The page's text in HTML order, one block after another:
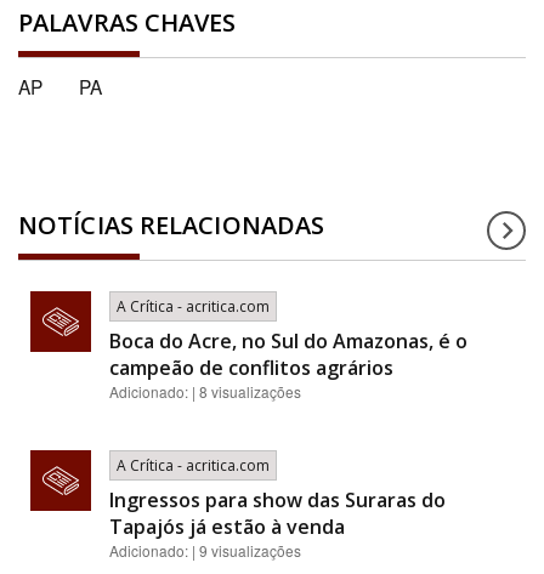
PALAVRAS CHAVES
AP PA
NOTÍCIAS RELACIONADAS
A Crítica - acritica.com
Boca do Acre, no Sul do Amazonas, é o
campeão de conflitos agrários
Adicionado: | 8 visualizações
A Crítica - acritica.com
Ingressos para show das Suraras do
Tapajós já estão à venda
Adicionado: | 9 visualizações